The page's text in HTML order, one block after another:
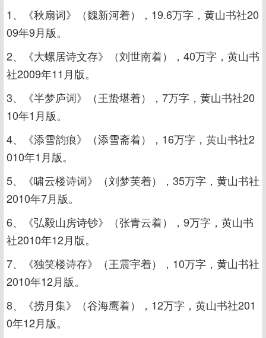
1、《秋扇词》（魏新河着），19.6万字，黄山书社20
09年9月版。
2、《大螺居诗文存》（刘世南着），40万字，黄山书
社2009年11月版。
3、《半梦庐词》（王蛰堪着），7万字，黄山书社20
10年1月版。
4、《添雪韵痕》（添雪斋着），16万字，黄山书社2
010年1月版。
5、《啸云楼诗词》（刘梦芙着），35万字，黄山书社
2010年7月版。
6、《弘毅山房诗钞》（张青云着），9万字，黄山书
社2010年12月版。
7、《独笑楼诗存》（王震宇着），10万字，黄山书社
2010年12月版。
8、《捞月集》（谷海鹰着），12万字，黄山书社201
0年12月版。